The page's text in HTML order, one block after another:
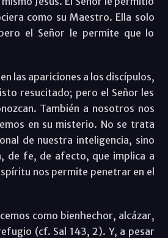
como su Maestro. Ella solo
el Señor le permite que lo
las apariciones a los discípulos,
resucitado; pero el Señor les
También a nosotros nos
en su misterio. No se trata
de nuestra inteligencia, sino
de fe, de afecto, que implica a
nos permite penetrar en el
como bienhechor, alcázar,
(cf. Sal 143, 2). Y, a pesar